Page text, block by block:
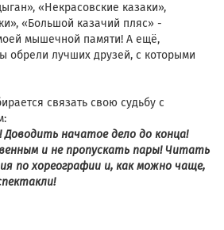
«Некрасовские казаки»,
«Большой казачий пляс» -
мышечной памяти! А ещё,
обрели лучших друзей, с которыми
связать свою судьбу с
Доводить начатое дело до конца!
и не пропускать пары! Читать
по хореографии и, как можно чаще,